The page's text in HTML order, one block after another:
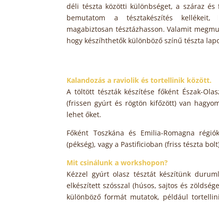
déli tészta közötti különbséget, a száraz és
bemutatom a tésztakészítés
magabiztosan tésztázhasson. Valamit
hogy készíhthetők különböző színű tészta
Kalandozás a raviolik és tortellinik között.
A töltött tészták készítése főként Észak-
(frissen gyúrt és rögtön kifőzött) van
lehet őket.
Főként Toszkána és Emilia-Romagna
(pékség), vagy a Pastificioban (friss tészta
Mit csinálunk a workshopon?
Kézzel gyúrt olasz tésztát készítünk
elkészített szósszal (húsos, sajtos és
különböző formát mutatok, például